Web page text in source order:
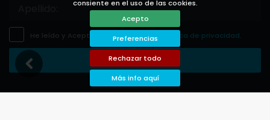
consiente en el uso de las cookies.
Acepto
Preferencias
Rechazar todo
Más info aquí
He leído y Acepto el aviso legalyla politica de privacidad
Guardar Suscripción